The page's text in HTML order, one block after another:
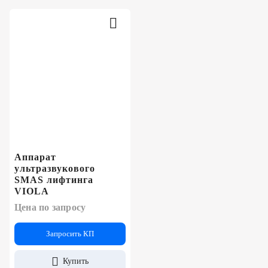
Аппарат
ультразвукового
SMAS лифтинга
VIOLA
Цена по запросу
Запросить КП
Купить